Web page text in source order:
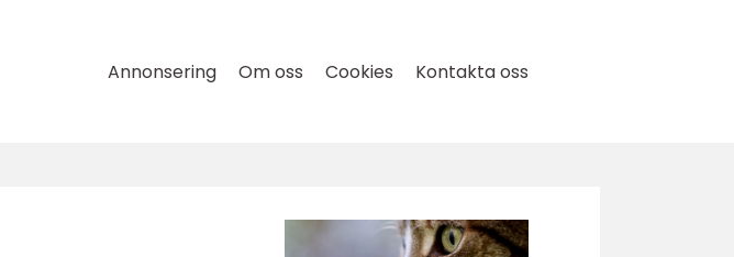
Annonsering Om oss Cookies Kontakta oss